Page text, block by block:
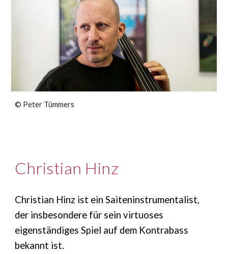
© Peter Tümmers
Christian Hinz
Christian Hinz ist ein Saiteninstrumentalist,
der insbesondere für sein virtuoses
eigenständiges Spiel auf dem Kontrabass
bekannt ist.